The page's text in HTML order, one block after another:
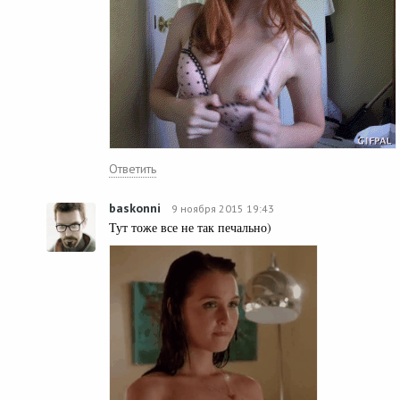
Ответить
baskonni 9 ноября 2015 19:43
Тут тоже все не так печально)